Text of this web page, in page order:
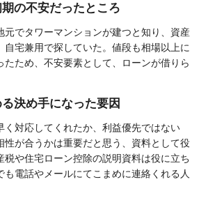
の不安だったところ
元でタワーマンションが建つと知り、資産
自宅兼用で探していた。値段も相場以上に
たため、不安要素として、ローンが借りら
決め手になった要因
く対応してくれたか、利益優先ではない
性が合うかは重要だと思う、資料として役
税や住宅ローン控除の説明資料は役に立ち
も電話やメールにてこまめに連絡くれる人